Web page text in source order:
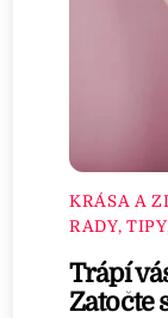
KRÁSA A
RADY,
Trápí
Zatočte